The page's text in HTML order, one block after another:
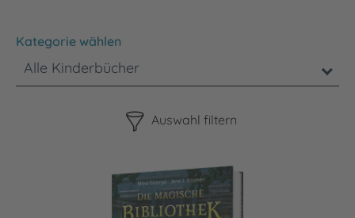
Kategorie wählen
Alle Kinderbücher
Auswahl filtern